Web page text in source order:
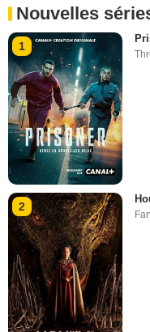
Nouvelles
1
2